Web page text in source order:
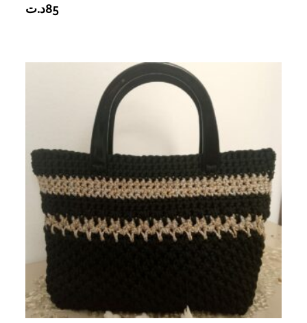
85د.ت